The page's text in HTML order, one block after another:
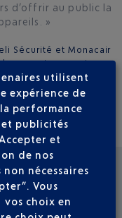
d’offrir au public la
»
Sécurité et Monacair
premiers services
s'appuyant sur un
éprouvée et
durable
utilisent
expérience de
performance
publicités
et
de nos
nécessaires
Vous
choix en